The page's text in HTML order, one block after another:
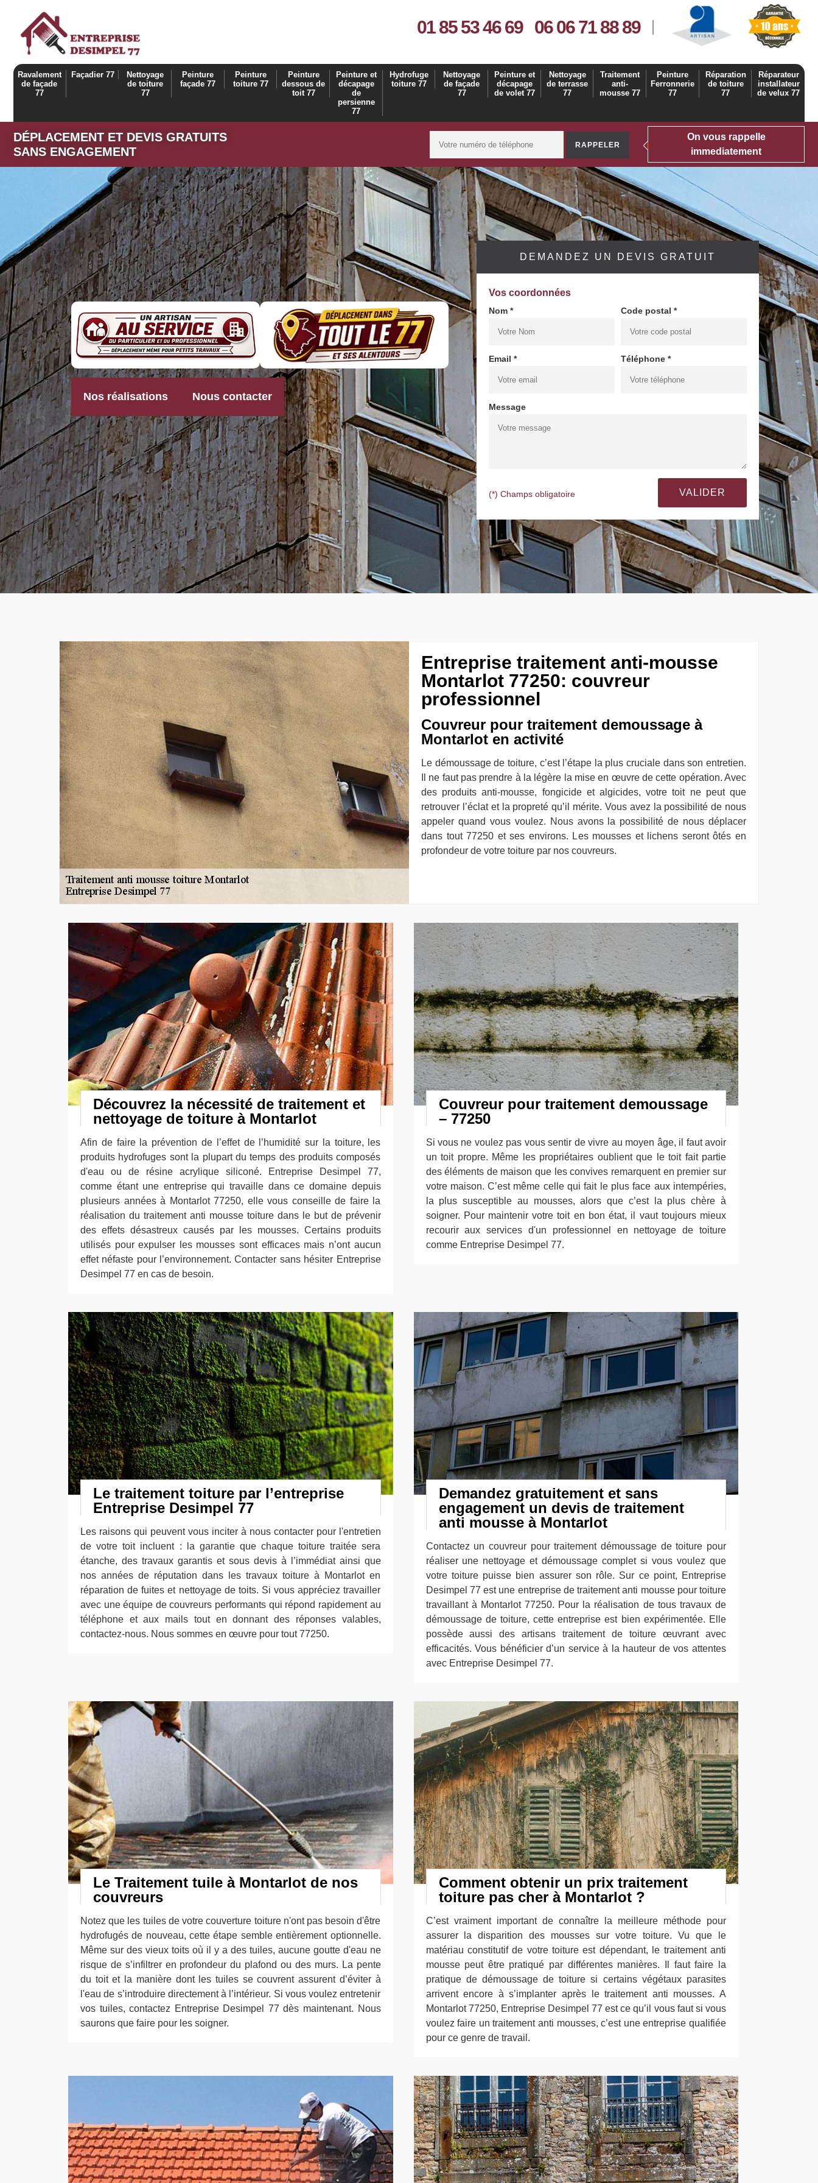
01 85 53 46 69 06 06 71 88 89
Ravalement
de façade
77
Façadier 77
Nettoyage
de toiture
77
Peinture
façade 77
Peinture
toiture 77
Peinture
dessous de
toit 77
Peinture et
décapage
de
persienne
77
Hydrofuge
toiture 77
Nettoyage
de façade
77
Peinture et
décapage
de volet 77
Nettoyage
de terrasse
77
Traitement
anti-
mousse 77
Peinture
Ferronnerie
77
Réparation
de toiture
77
Réparateur
installateur
de velux 77
DÉPLACEMENT ET DEVIS GRATUITS
SANS ENGAGEMENT
On vous rappelle
immediatement
Nos réalisations Nous contacter
DEMANDEZ UN DEVIS GRATUIT
Vos coordonnées
Nom * Code postal *
Email * Téléphone *
Message
(*) Champs obligatoire
Entreprise traitement anti-mousse
Montarlot 77250: couvreur
professionnel
Couvreur pour traitement demoussage à
Montarlot en activité
Le démoussage de toiture, c’est l’étape la plus cruciale dans son entretien.
Il ne faut pas prendre à la légère la mise en œuvre de cette opération. Avec
des produits anti-mousse, fongicide et algicides, votre toit ne peut que
retrouver l’éclat et la propreté qu’il mérite. Vous avez la possibilité de nous
appeler quand vous voulez. Nous avons la possibilité de nous déplacer
dans tout 77250 et ses environs. Les mousses et lichens seront ôtés en
profondeur de votre toiture par nos couvreurs.
Découvrez la nécessité de traitement et
nettoyage de toiture à Montarlot
Afin de faire la prévention de l’effet de l’humidité sur la toiture, les
produits hydrofuges sont la plupart du temps des produits composés
d'eau ou de résine acrylique siliconé. Entreprise Desimpel 77,
comme étant une entreprise qui travaille dans ce domaine depuis
plusieurs années à Montarlot 77250, elle vous conseille de faire la
réalisation du traitement anti mousse toiture dans le but de prévenir
des effets désastreux causés par les mousses. Certains produits
utilisés pour expulser les mousses sont efficaces mais n’ont aucun
effet néfaste pour l’environnement. Contacter sans hésiter Entreprise
Desimpel 77 en cas de besoin.
Couvreur pour traitement demoussage
– 77250
Si vous ne voulez pas vous sentir de vivre au moyen âge, il faut avoir
un toit propre. Même les propriétaires oublient que le toit fait partie
des éléments de maison que les convives remarquent en premier sur
votre maison. C’est même celle qui fait le plus face aux intempéries,
la plus susceptible au mousses, alors que c’est la plus chère à
soigner. Pour maintenir votre toit en bon état, il vaut toujours mieux
recourir aux services d'un professionnel en nettoyage de toiture
comme Entreprise Desimpel 77.
Le traitement toiture par l’entreprise
Entreprise Desimpel 77
Les raisons qui peuvent vous inciter à nous contacter pour l'entretien
de votre toit incluent : la garantie que chaque toiture traitée sera
étanche, des travaux garantis et sous devis à l’immédiat ainsi que
nos années de réputation dans les travaux toiture à Montarlot en
réparation de fuites et nettoyage de toits. Si vous appréciez travailler
avec une équipe de couvreurs performants qui répond rapidement au
téléphone et aux mails tout en donnant des réponses valables,
contactez-nous. Nous sommes en œuvre pour tout 77250.
Demandez gratuitement et sans
engagement un devis de traitement
anti mousse à Montarlot
Contactez un couvreur pour traitement démoussage de toiture pour
réaliser une nettoyage et démoussage complet si vous voulez que
votre toiture puisse bien assurer son rôle. Sur ce point, Entreprise
Desimpel 77 est une entreprise de traitement anti mousse pour toiture
travaillant à Montarlot 77250. Pour la réalisation de tous travaux de
démoussage de toiture, cette entreprise est bien expérimentée. Elle
possède aussi des artisans traitement de toiture œuvrant avec
efficacités. Vous bénéficier d’un service à la hauteur de vos attentes
avec Entreprise Desimpel 77.
Le Traitement tuile à Montarlot de nos
couvreurs
Notez que les tuiles de votre couverture toiture n'ont pas besoin d'être
hydrofugés de nouveau, cette étape semble entièrement optionnelle.
Même sur des vieux toits où il y a des tuiles, aucune goutte d'eau ne
risque de s’infiltrer en profondeur du plafond ou des murs. La pente
du toit et la manière dont les tuiles se couvrent assurent d’éviter à
l'eau de s’introduire directement à l’intérieur. Si vous voulez entretenir
vos tuiles, contactez Entreprise Desimpel 77 dès maintenant. Nous
saurons que faire pour les soigner.
Comment obtenir un prix traitement
toiture pas cher à Montarlot ?
C’est vraiment important de connaître la meilleure méthode pour
assurer la disparition des mousses sur votre toiture. Vu que le
matériau constitutif de votre toiture est dépendant, le traitement anti
mousse peut être pratiqué par différentes manières. Il faut faire la
pratique de démoussage de toiture si certains végétaux parasites
arrivent encore à s’implanter après le traitement anti mousses. A
Montarlot 77250, Entreprise Desimpel 77 est ce qu’il vous faut si vous
voulez faire un traitement anti mousses, c’est une entreprise qualifiée
pour ce genre de travail.